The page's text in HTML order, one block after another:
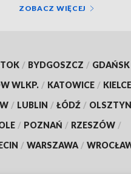
ZOBACZ WIĘCEJ
/ BYDGOSZCZ / GDAŃSK
WLKP. / KATOWICE / KIELCE
/ LUBLIN / ŁÓDŹ / OLSZTYN
/ POZNAŃ / RZESZÓW /
/ WARSZAWA /